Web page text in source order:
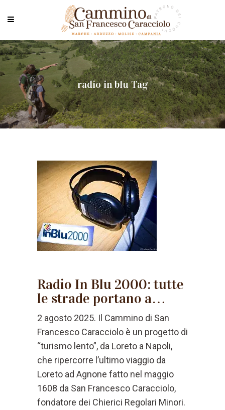
radio in blu Tag
Radio In Blu 2000: tutte
le strade portano a…
2 agosto 2025. Il Cammino di San
Francesco Caracciolo è un progetto di
“turismo lento”, da Loreto a Napoli,
che ripercorre l’ultimo viaggio da
Loreto ad Agnone fatto nel maggio
1608 da San Francesco Caracciolo,
fondatore dei Chierici Regolari Minori.